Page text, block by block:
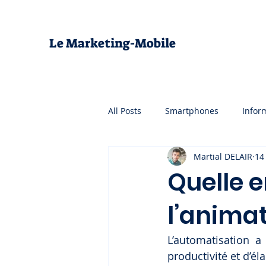
Le Marketing-Mobile
All Posts Smartphones
Quelle
Martial DELAIR
L’automatisation
productivité et